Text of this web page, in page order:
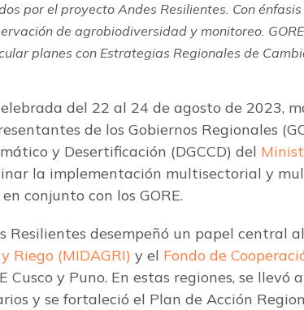
por el proyecto Andes Resilientes. Con
de agrobiodiversidad y monitoreo.
planes con Estrategias Regionales de
del 22 al 24 de agosto de 2023,
de los Gobiernos Regionales
y Desertificación (DGCCD) del
la implementación multisectorial y
conjunto con los GORE.
Resilientes desempeñó un papel central
Riego (MIDAGRI) y el Fondo de
Cusco y Puno. En estas regiones, se
y se fortaleció el Plan de Acción